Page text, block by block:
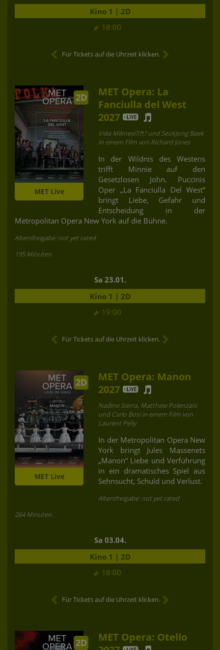
18:00
Kino 1 | 2D
Für Tickets auf die Uhrzeit klicken.
2D
MET Live
MET Opera: La
Fanciulla del West
2027
Vida Miknevi?i?t? und SeokJong Baek
in einem Film von Richard Jones
In der Wildnis des Westens
trifft Minnie auf den
Gesetzlosen John. Puccinis
Oper „La Fanciulla Del West“
bringt Liebe, Gefahr und
Entscheidung in der
Metropolitan Opera New York auf die Bühne.
Altersfreigabe: not yet rated
195 Minuten
Sa 23.01.
19:00
Kino 1 | 2D
Für Tickets auf die Uhrzeit klicken.
2D
MET Live
MET Opera: Manon
2027
Nadine Sierra, Matthew Polenzani
und Carlo Bosi in einem Film von
Laurent Pelly
In der Metropolitan Opera New
York bringt Jules Massenets
„Manon“ Liebe und Verführung
in ein dramatisches Spiel aus
Sehnsucht, Schuld und Verlust.
Altersfreigabe: not yet rated
264 Minuten
Sa 03.04.
18:00
Kino 1 | 2D
Für Tickets auf die Uhrzeit klicken.
2D
MET Opera: Otello